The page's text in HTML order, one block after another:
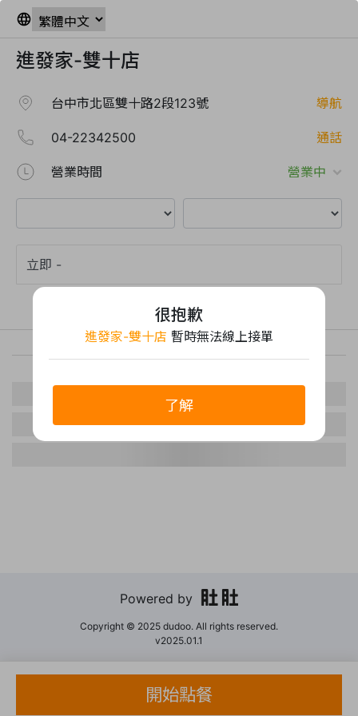
進發家-雙十店
台中市北區雙十路2段123號 導航
04-22342500 通話
營業時間 營業中
開始點餐
Powered by
Copyright © 2025 dudoo. All rights reserved.
v2025.01.1
很抱歉
進發家-雙十店 暫時無法線上接單
了解